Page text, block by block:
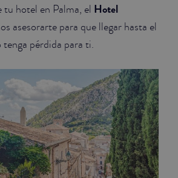
tu hotel en Palma, el Hotel
asesorarte para que llegar hasta el
pérdida para ti.